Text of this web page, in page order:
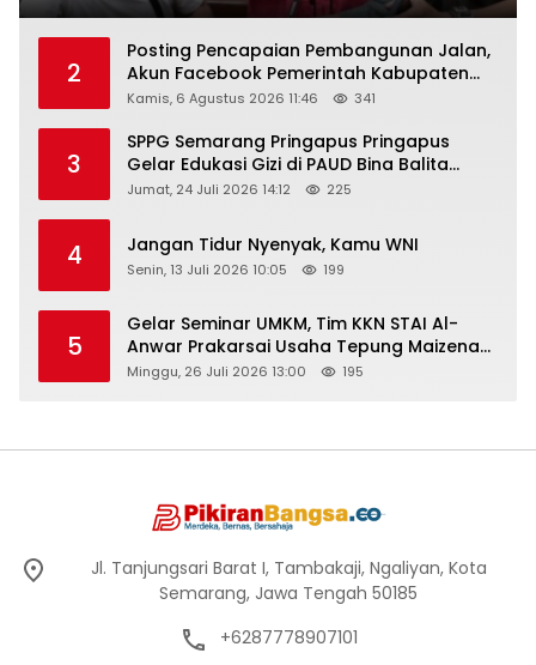
2
Posting Pencapaian Pembangunan Jalan,
Akun Facebook Pemerintah Kabupaten
Rembang “Dirujak” Warganet
Kamis, 6 Agustus 2026 11:46 341
3
SPPG Semarang Pringapus Pringapus
Gelar Edukasi Gizi di PAUD Bina Balita
Peringati Hari Anak Nasional 2026
Jumat, 24 Juli 2026 14:12 225
4 Jangan Tidur Nyenyak, Kamu WNI
Senin, 13 Juli 2026 10:05 199
5
Gelar Seminar UMKM, Tim KKN STAI Al-
Anwar Prakarsai Usaha Tepung Maizena
di Logung
Minggu, 26 Juli 2026 13:00 195
Jl. Tanjungsari Barat I, Tambakaji, Ngaliyan, Kota
Semarang, Jawa Tengah 50185
+6287778907101